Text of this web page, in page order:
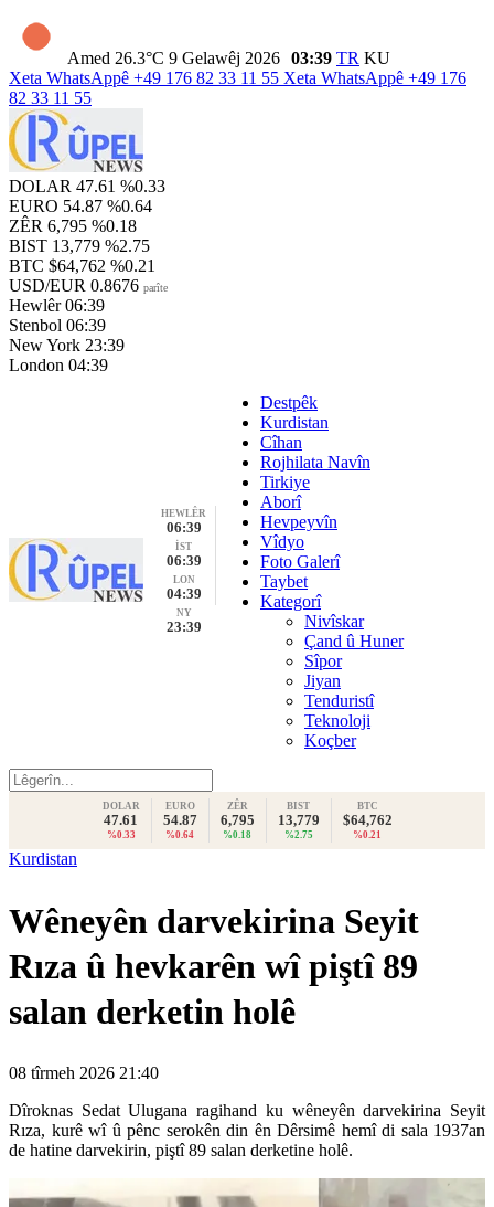
Amed 26.3°C 9 Gelawêj 2026 03:39 TR KU
Xeta WhatsAppê +49 176 82 33 11 55 Xeta WhatsAppê +49 176
82 33 11 55
DOLAR 47.61 %0.33
EURO 54.87 %0.64
ZÊR 6,795 %0.18
BIST 13,779 %2.75
BTC $64,762 %0.21
USD/EUR 0.8676 parîte
Hewlêr 06:39
Stenbol 06:39
New York 23:39
London 04:39
HEWLÊR
06:39
İST
06:39
LON
04:39
NY
23:39
Destpêk
Kurdistan
Cîhan
Rojhilata Navîn
Tirkiye
Aborî
Hevpeyvîn
Vîdyo
Foto Galerî
Taybet
Kategorî
Nivîskar
Çand û Huner
Sîpor
Jiyan
Tenduristî
Teknoloji
Koçber
DOLAR
47.61
%0.33
EURO
54.87
%0.64
ZÊR
6,795
%0.18
BIST
13,779
%2.75
BTC
$64,762
%0.21
Kurdistan
Wêneyên darvekirina Seyit
Rıza û hevkarên wî piştî 89
salan derketin holê
08 tîrmeh 2026 21:40
Dîroknas Sedat Ulugana ragihand ku wêneyên darvekirina Seyit
Rıza, kurê wî û pênc serokên din ên Dêrsimê hemî di sala 1937an
de hatine darvekirin, piştî 89 salan derketine holê.